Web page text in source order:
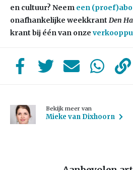
en cultuur? Neem een
onafhankelijke weekkrant Den
krant bij één van onze
Bekijk meer van
Mieke van Dixhoorn